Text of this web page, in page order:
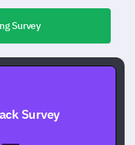
Survey
Survey